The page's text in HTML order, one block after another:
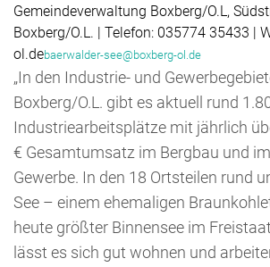
Gemeindeverwaltung Boxberg/O.L,
Boxberg/O.L. | Telefon: 035774 35433 |
ol.debaerwalder-see@boxberg-ol.de
„In den Industrie- und
Boxberg/O.L. gibt es aktuell rund
Industriearbeitsplätze mit jährlich
€ Gesamtumsatz im Bergbau und
Gewerbe. In den 18 Ortsteilen rund
See – einem ehemaligen
heute größter Binnensee im
lässt es sich gut wohnen und